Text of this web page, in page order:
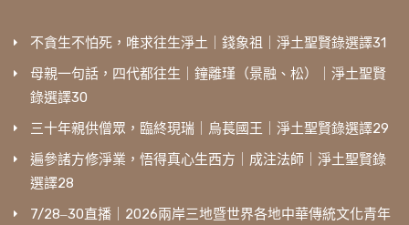
不貪生不怕死，唯求往生淨土｜錢象祖｜淨土聖賢錄選譯31
母親一句話，四代都往生｜鐘離瑾（景融、松）｜淨土聖賢
錄選譯30
三十年親供僧眾，臨終現瑞｜烏萇國王｜淨土聖賢錄選譯29
遍參諸方修淨業，悟得真心生西方｜成注法師｜淨土聖賢錄
選譯28
7/28‒30直播｜2026兩岸三地暨世界各地中華傳統文化青年